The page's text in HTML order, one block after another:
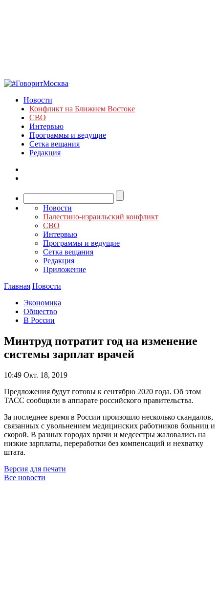
Новости
Конфликт на Ближнем Востоке
СВО
Интервью
Программы и ведущие
Сетка вещания
Редакция
Новости
Палестино-израильский конфликт
СВО
Интервью
Программы и ведущие
Сетка вещания
Редакция
Приложение
Главная Новости
Экономика
Общество
В России
Минтруд потратит год на изменение
системы зарплат врачей
10:49 Окт. 18, 2019
Предложения будут готовы к сентябрю 2020 года. Об этом
ТАСС сообщили в аппарате российского правительства.
За последнее время в России произошло несколько скандалов,
связанных с увольнением медицинских работников больниц и
скорой. В разных городах врачи и медсестры жаловались на
низкие зарплаты, переработки без компенсаций и нехватку
штата.
Версия для печати
Все новости